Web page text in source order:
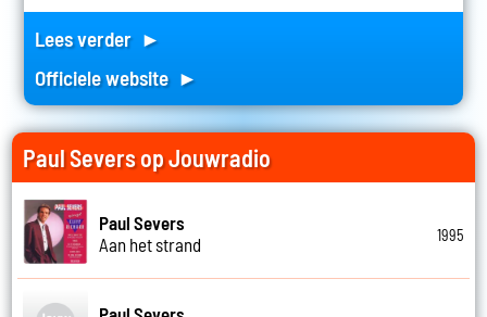
Lees verder ►
Officiele website ►
Paul Severs op Jouwradio
Paul Severs
Aan het strand
1995